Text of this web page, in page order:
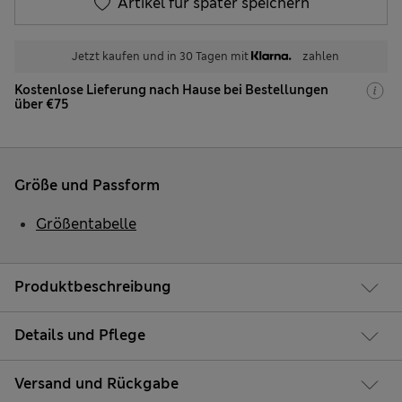
Jetzt kaufen und in 30 Tagen mit zahlen
Kostenlose Lieferung nach Hause bei Bestellungen
über €75
Produktbeschreibung
Details und Pflege
Versand und Rückgabe
Größe und Passform
Größentabelle